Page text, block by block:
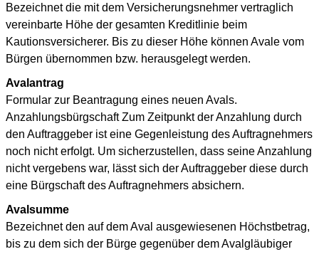
Bezeichnet die mit dem Versicherungsnehmer vertraglich
vereinbarte Höhe der gesamten Kreditlinie beim
Kautionsversicherer. Bis zu dieser Höhe können Avale vom
Bürgen übernommen bzw. herausgelegt werden.
Avalantrag
Formular zur Beantragung eines neuen Avals.
Anzahlungsbürgschaft Zum Zeitpunkt der Anzahlung durch
den Auftraggeber ist eine Gegenleistung des Auftragnehmers
noch nicht erfolgt. Um sicherzustellen, dass seine Anzahlung
nicht vergebens war, lässt sich der Auftraggeber diese durch
eine Bürgschaft des Auftragnehmers absichern.
Avalsumme
Bezeichnet den auf dem Aval ausgewiesenen Höchstbetrag,
bis zu dem sich der Bürge gegenüber dem Avalgläubiger